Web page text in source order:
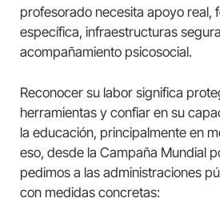
profesorado necesita apoyo real,
específica, infraestructuras
acompañamiento psicosocial.
Reconocer su labor significa
herramientas y confiar en su
la educación, principalmente en
eso, desde la Campaña Mundial
pedimos a las administraciones
con medidas concretas: